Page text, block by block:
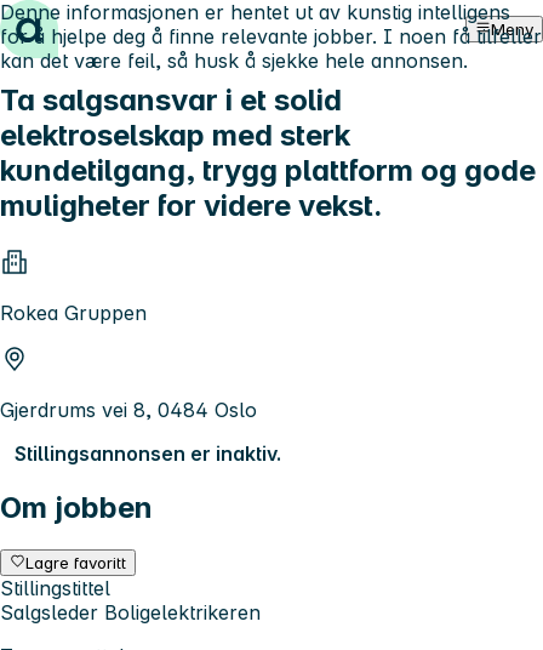
Hopp til innhold Meny
Ta salgsansvar i et solid
elektroselskap med sterk
kundetilgang, trygg plattform og gode
muligheter for videre vekst.
Rokea Gruppen
Gjerdrums vei 8, 0484 Oslo
Stillingsannonsen er inaktiv.
Om jobben
Lagre favoritt
Stillingstittel
Salgsleder Boligelektrikeren
Denne informasjonen er hentet ut av kunstig intelligens
for å hjelpe deg å finne relevante jobber. I noen få tilfeller
kan det være feil, så husk å sjekke hele annonsen.